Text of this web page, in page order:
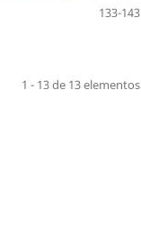
133-143
1 - 13 de 13 elementos